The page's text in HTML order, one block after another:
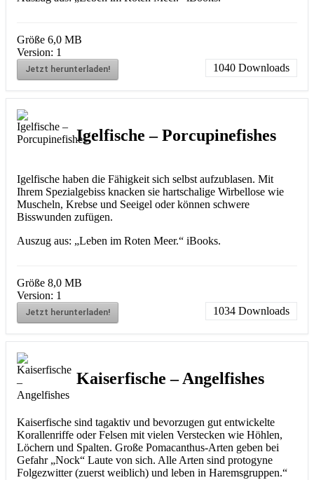
Größe 6,0 MB
Version: 1
Jetzt herunterladen! 1040 Downloads
Igelfische – Porcupinefishes
Igelfische haben die Fähigkeit sich selbst aufzublasen. Mit
Ihrem Spezialgebiss knacken sie hartschalige Wirbellose wie
Muscheln, Krebse und Seeigel oder können schwere
Bisswunden zufügen.
Auszug aus: „Leben im Roten Meer.“ iBooks.
Größe 8,0 MB
Version: 1
Jetzt herunterladen! 1034 Downloads
Kaiserfische – Angelfishes
Kaiserfische sind tagaktiv und bevorzugen gut entwickelte
Korallenriffe oder Felsen mit vielen Verstecken wie Höhlen,
Löchern und Spalten. Große Pomacanthus-Arten geben bei
Gefahr „Nock“ Laute von sich. Alle Arten sind protogyne
Folgezwitter (zuerst weiblich) und leben in Haremsgruppen.“